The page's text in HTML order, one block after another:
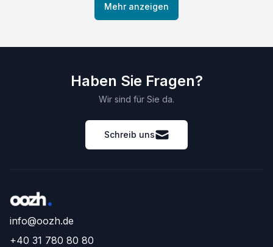
Mehr anzeigen
Haben Sie Fragen?
Wir sind für Sie da.
Schreib uns
info@oozh.de
+40 31 780 80 80